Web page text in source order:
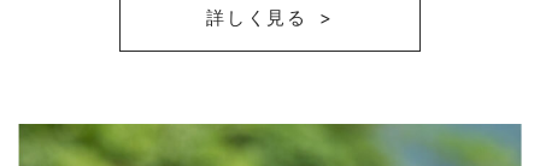
詳しく見る